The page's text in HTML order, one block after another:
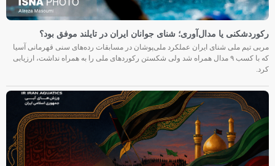
رکوردشکنی یا مدال‌آوری؛ شنای جوانان ایران در تایلند موفق بود؟
مربی تیم ملی شنای ایران عملکرد ملی‌پوشان در مسابقات رده‌های سنی قهرمانی آسیا
که با کسب ۹ مدال همراه شد ولی شکستن رکوردهای ملی را به همراه نداشت، ارزیابی
کرد.